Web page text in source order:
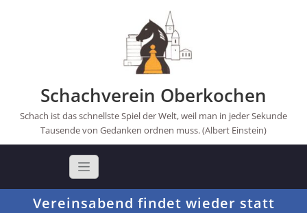
Schachverein Oberkochen
Schach ist das schnellste Spiel der Welt, weil man in jeder Sekunde
Tausende von Gedanken ordnen muss. (Albert Einstein)
Vereinsabend findet wieder statt